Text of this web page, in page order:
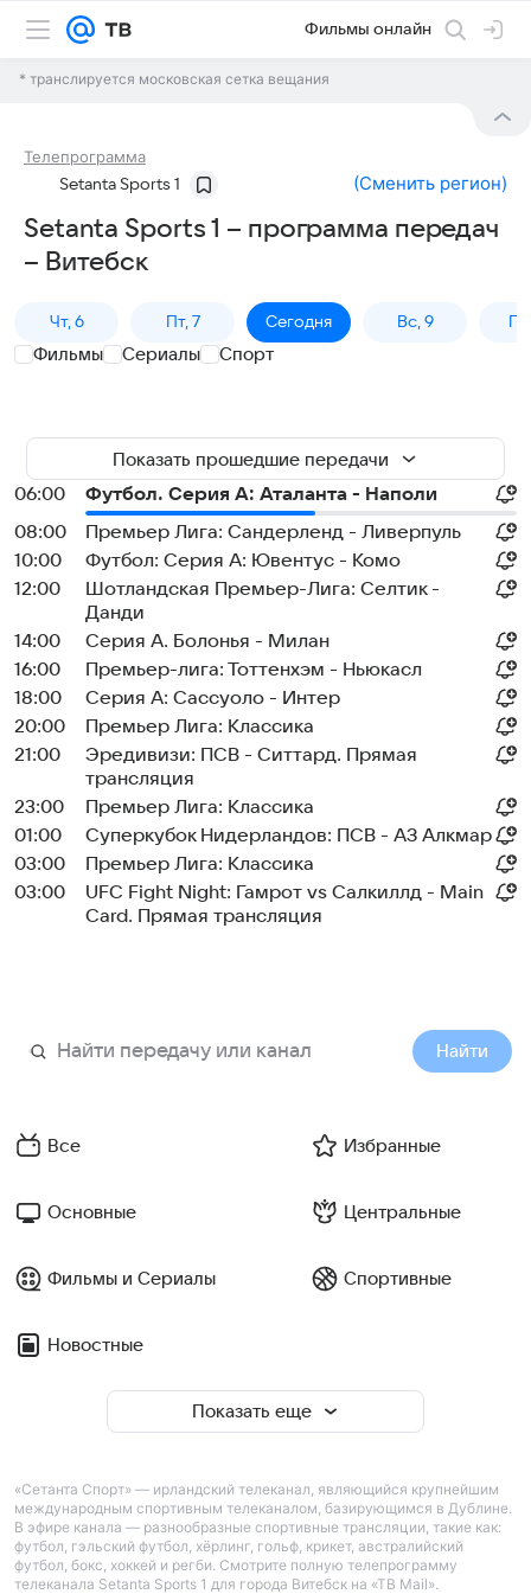
Фильмы онлайн
* транслируется московская сетка вещания
Телепрограмма
Setanta Sports 1 (Сменить регион)
Setanta Sports 1 – программа передач
– Витебск
Чт, 6 Пт, 7 Сегодня Вс, 9
Фильмы Сериалы Спорт
Показать прошедшие передачи
06:00
Футбол. Серия А: Аталанта - Наполи
08:00
Премьер Лига: Сандерленд - Ливерпуль
10:00
Футбол: Серия А: Ювентус - Комо
12:00
Шотландская Премьер-Лига: Селтик -
Данди
14:00
Серия А. Болонья - Милан
16:00
Премьер-лига: Тоттенхэм - Ньюкасл
18:00
Серия А: Сассуоло - Интер
20:00
Премьер Лига: Классика
21:00
Эредивизи: ПСВ - Ситтард. Прямая
трансляция
23:00
Премьер Лига: Классика
01:00
Суперкубок Нидерландов: ПСВ - АЗ Алкмар
03:00
Премьер Лига: Классика
03:00
UFC Fight Night: Гамрот vs Салкиллд - Main
Card. Прямая трансляция
Найти
Все Избранные
Основные Центральные
Фильмы и Сериалы Спортивные
Новостные
Показать еще
«Сетанта Спорт» — ирландский телеканал, являющийся крупнейшим
международным спортивным телеканалом, базирующимся в Дублине.
В эфире канала — разнообразные спортивные трансляции, такие как:
футбол, гэльский футбол, хёрлинг, гольф, крикет, австралийский
футбол, бокс, хоккей и регби. Смотрите полную телепрограмму
телеканала Setanta Sports 1 для города Витебск на «ТВ Mail».